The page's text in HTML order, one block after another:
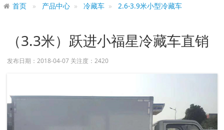
首页 产品中心 冷藏车 2.6-3.9米小型冷藏车
（3.3米）跃进小福星冷藏车直销
发布日期：2018-04-07 关注度： 2420